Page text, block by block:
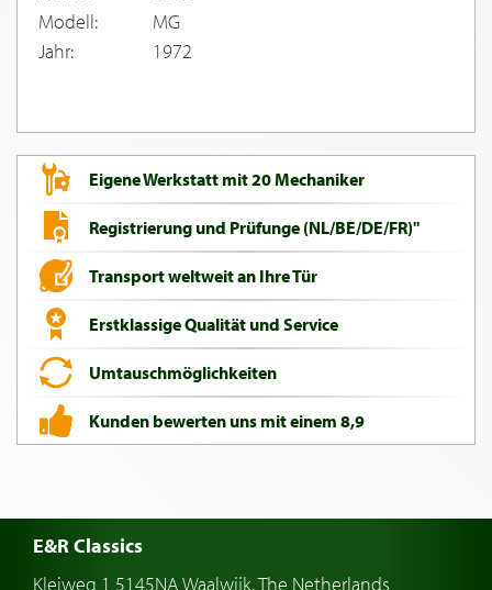
Modell:
MG
Jahr:
1972
Eigene Werkstatt mit 20 Mechaniker
Registrierung und Prüfunge (NL/BE/DE/FR)"
Transport weltweit an Ihre Tür
Erstklassige Qualität und Service
Umtauschmöglichkeiten
Kunden bewerten uns mit einem 8,9
E&R Classics
Kleiweg 1 5145NA Waalwijk, The Netherlands